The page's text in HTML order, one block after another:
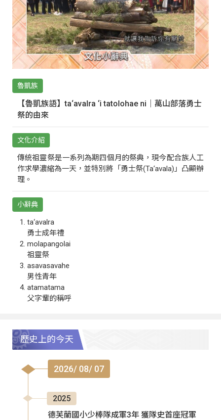
魯凱族
【魯凱族語】ta‘avalra ‘i tatolohae ni｜萬山部落勇士
祭的由來
文化介紹
傳統祖靈祭是一系列為期四個月的祭典，現今配合族人工
作求學濃縮為一天，並特別將「勇士祭(Ta‘avala)」凸顯辦
理。
小辭典
ta‘avalra
勇士成年禮
molapangolai
祖靈祭
asavasavahe
男性青年
atamatama
父字輩的稱呼
歷史上的今天
2026/ 08/ 07
2025
德芙蘭國小少棒隊成軍3年 獲隊史首座冠軍